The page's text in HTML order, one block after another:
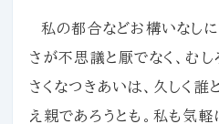
私の都合などお構いなしに
さが不思議と厭でなく、むし
さくなつきあいは、久しく誰
え親であろうとも。私も気